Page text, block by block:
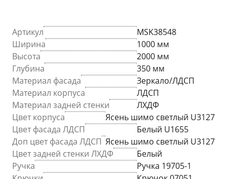
Артикул
MSK38548
Ширина
1000 мм
Высота
2000 мм
Глубина
350 мм
Материал фасада
Зеркало/ЛДСП
Материал корпуса
ЛДСП
Материал задней стенки
ЛХДФ
Цвет корпуса
Ясень шимо светлый U3127
Цвет фасада ЛДСП
Белый U1655
Доп цвет фасада ЛДСП Ясень шимо светлый U3127
Цвет задней стенки ЛХДФ
Белый
Ручка
Ручка 19705-1